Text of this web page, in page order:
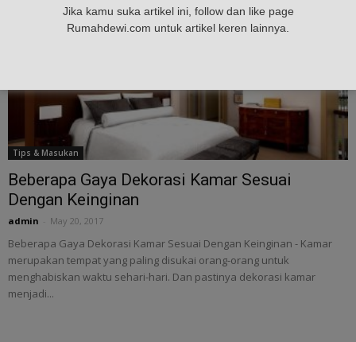
Tips & Masukan
Beberapa Gaya Dekorasi Kamar Sesuai
Dengan Keinginan
admin May 20, 2017
Beberapa Gaya Dekorasi Kamar Sesuai Dengan Keinginan - Kamar
merupakan tempat yang paling disukai orang-orang untuk
menghabiskan waktu sehari-hari. Dan pastinya dekorasi kamar
menjadi...
Jika kamu suka artikel ini, follow dan like page
Rumahdewi.com untuk artikel keren lainnya.